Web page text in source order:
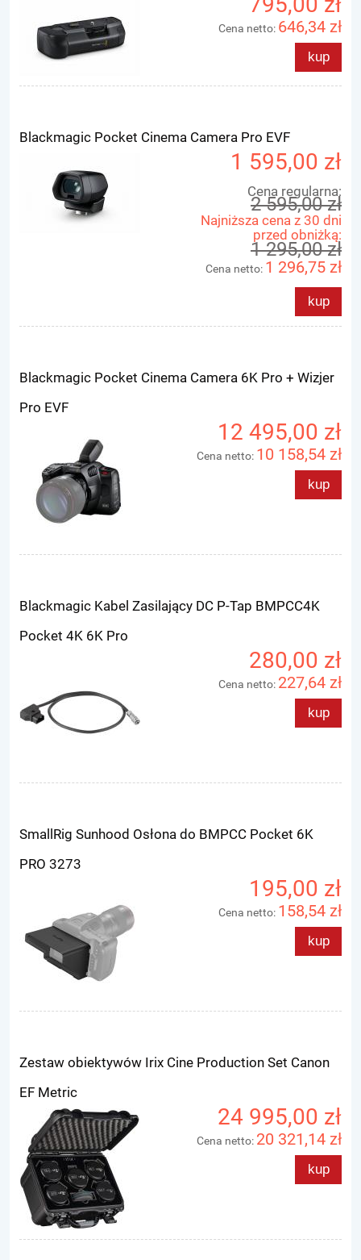
Cena netto: 646,34 zł
kup
Blackmagic Pocket Cinema Camera Pro EVF
1 595,00 zł
Cena regularna:
2 595,00 zł
Najniższa cena z 30 dni
przed obniżką:
1 295,00 zł
Cena netto: 1 296,75 zł
kup
Blackmagic Pocket Cinema Camera 6K Pro + Wizjer
Pro EVF
12 495,00 zł
Cena netto: 10 158,54 zł
kup
Blackmagic Kabel Zasilający DC P-Tap BMPCC4K
Pocket 4K 6K Pro
280,00 zł
Cena netto: 227,64 zł
kup
SmallRig Sunhood Osłona do BMPCC Pocket 6K
PRO 3273
195,00 zł
Cena netto: 158,54 zł
kup
Zestaw obiektywów Irix Cine Production Set Canon
EF Metric
24 995,00 zł
Cena netto: 20 321,14 zł
kup